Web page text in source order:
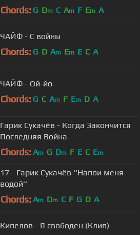
Chords: G Dm C Am F Em A
ЧАЙФ - С войны
Chords: G D Am Em E C A
ЧАЙФ - Ой-йо
Chords: G C Am F Em D A
Гарик Сукачёв - Когда Закончится
Последняя Война
Chords: Am G Dm F E C Em
17 - Гарик Сукачёв ''Напои меня
водой''
Chords: Am Dm C F G D A
Кипелов - Я свободен (Клип)